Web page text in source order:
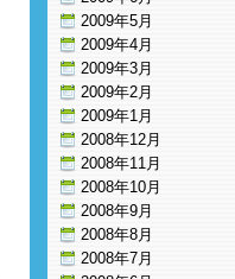
2009年5月
2009年4月
2009年3月
2009年2月
2009年1月
2008年12月
2008年11月
2008年10月
2008年9月
2008年8月
2008年7月